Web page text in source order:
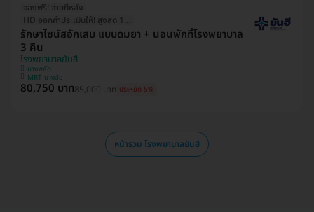
จองฟรี! จ่ายทีหลัง
HD ออกค่าประเมินให้! สูงสุด 1500 บ.
รักษาไซนัสอักเสบ แบบดมยา + นอนพักที่โรงพยาบาล
3 คืน
โรงพยาบาลยันฮี
บางพลัด
MRT บางอ้อ
80,750 บาท85,000 บาท ประหยัด 5%
หน้ารวม โรงพยาบาลยันฮี